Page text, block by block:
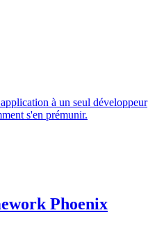
à un seul développeur
s'en prémunir.
Phoenix